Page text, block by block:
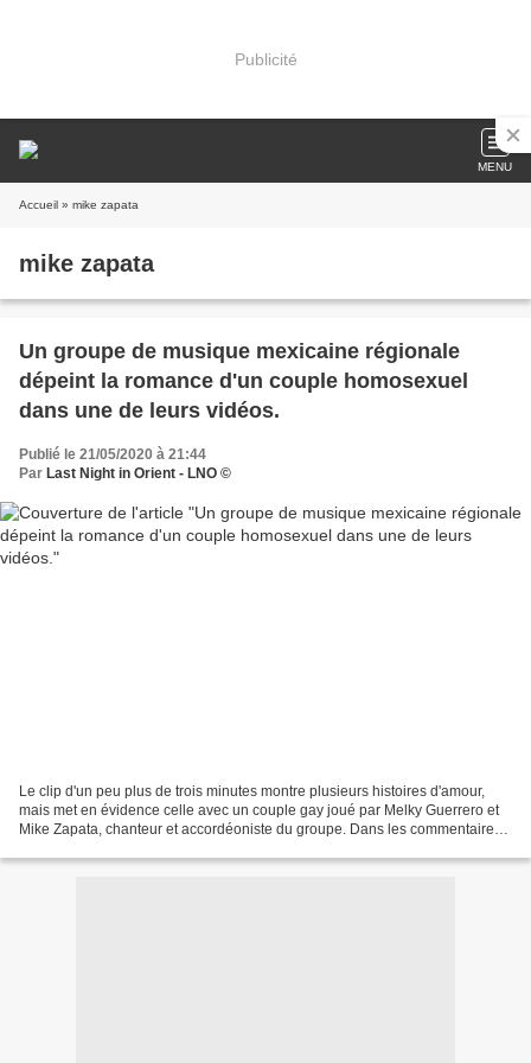
Publicité
MENU
Accueil » mike zapata
mike zapata
Un groupe de musique mexicaine régionale
dépeint la romance d'un couple homosexuel
dans une de leurs vidéos.
Publié le 21/05/2020 à 21:44
Par Last Night in Orient - LNO ©
Le clip d'un peu plus de trois minutes montre plusieurs histoires d'amour,
mais met en évidence celle avec un couple gay joué par Melky Guerrero et
Mike Zapata, chanteur et accordéoniste du groupe. Dans les commentaires